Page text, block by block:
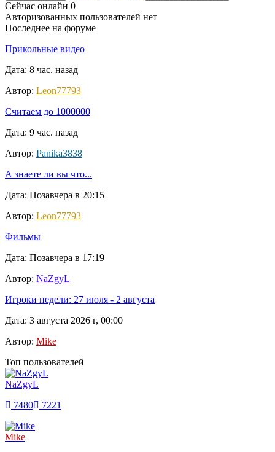
Сейчас онлайн 0
Авторизованных пользователей нет
Последнее на форуме
Прикольные видео
Дата: 8 час. назад
Автор: Leon77793
Считаем до 1000000
Дата: 9 час. назад
Автор: Panika3838
А знаете ли вы что...
Дата: Позавчера в 20:15
Автор: Leon77793
Фильмы
Дата: Позавчера в 17:19
Автор: NaZgyL
Игроки недели: 27 июля - 2 августа
Дата: 3 августа 2026 г, 00:00
Автор: Mike
Топ пользователей
NaZgyL
7480
7221
Mike